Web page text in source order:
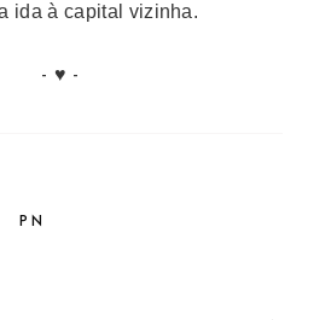
ida à capital vizinha.
- ♥ -
PN